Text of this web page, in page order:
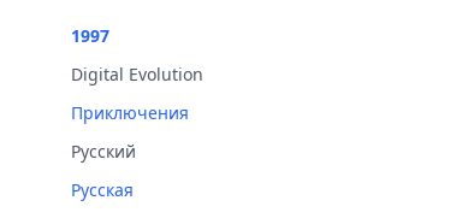
1997
Digital Evolution
Приключения
Русский
Русская